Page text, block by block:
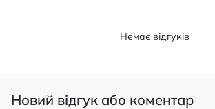
Немає відгуків
Новий відгук або коментар